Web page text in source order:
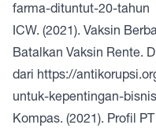
farma-dituntut-20-tahun
ICW. (2021). Vaksin
Batalkan Vaksin Rente.
dari https://
untuk-kepentingan-
Kompas. (2021). Profil